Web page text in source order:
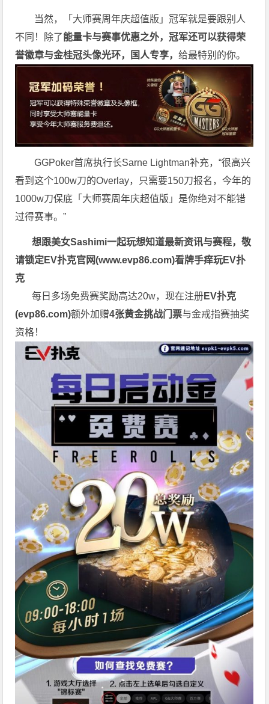
当然，「大师赛周年庆超值版」冠军就是要跟别人
不同！除了能量卡与赛事优惠之外，冠军还可以获得荣
誉徽章与金桂冠头像光环，国人专享，给最特别的你。
GGPoker首席执行长Sarne Lightman补充，“很高兴
看到这个100w刀的Overlay，只需要150刀报名，今年的
1000w刀保底「大师赛周年庆超值版」是你绝对不能错
过得赛事。”
想跟美女Sashimi一起玩想知道最新资讯与赛程，敬
请锁定EV扑克官网(www.evp86.com)看牌手痒玩EV扑
克
每日多场免费赛奖励高达20w，现在注册EV扑克
(evp86.com)额外加赠4张黄金挑战门票与金戒指赛抽奖
资格！